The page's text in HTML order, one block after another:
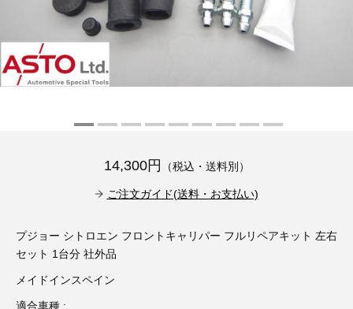
バイク用診断テスター（7）
その他（20）
アメリカ車（15）
スウェーデン車（20）
ホイールロック取り外しツール（6）
3D プリンターペン（8）
ブレーキキャリパーリペアキット（368）
ライト関連（6）
14,300円 （税込・送料別）
ご注文ガイド(送料・お支払い)
プジョー シトロエン フロントキャリパー フルリペアキット 左右
セット 1台分 社外品
メイドインスペイン
適合車種 :